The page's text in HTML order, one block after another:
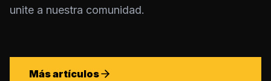
unite a nuestra comunidad.
Más artículos